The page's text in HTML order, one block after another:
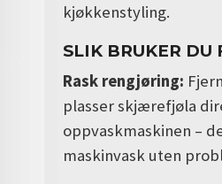
kjøkkenstyling.
SLIK BRUKER DU
Rask rengjøring:
plasser skjærefjøla
oppvaskmaskinen –
maskinvask uten